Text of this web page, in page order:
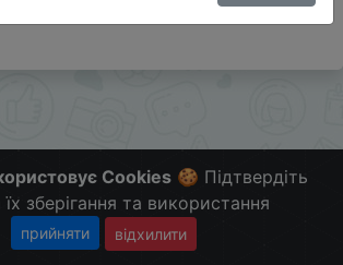
Cookies 🍪 Підтвердіть
їх зберігання та використання
прийняти відхилити